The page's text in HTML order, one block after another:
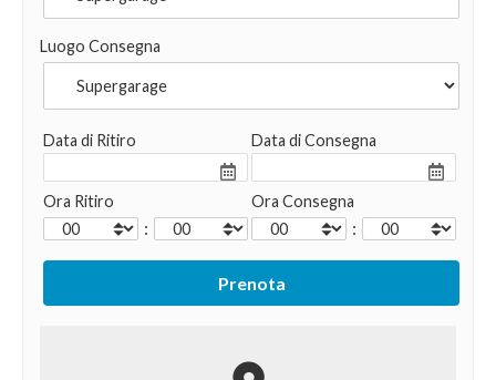
Luogo Consegna
Data di Ritiro
Ora Ritiro
:
Data di Consegna
Ora Consegna
: